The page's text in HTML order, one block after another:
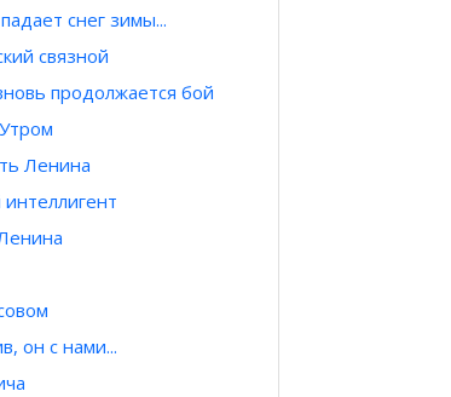
снег зимы...
связной
продолжается бой
Ленина
он с нами...